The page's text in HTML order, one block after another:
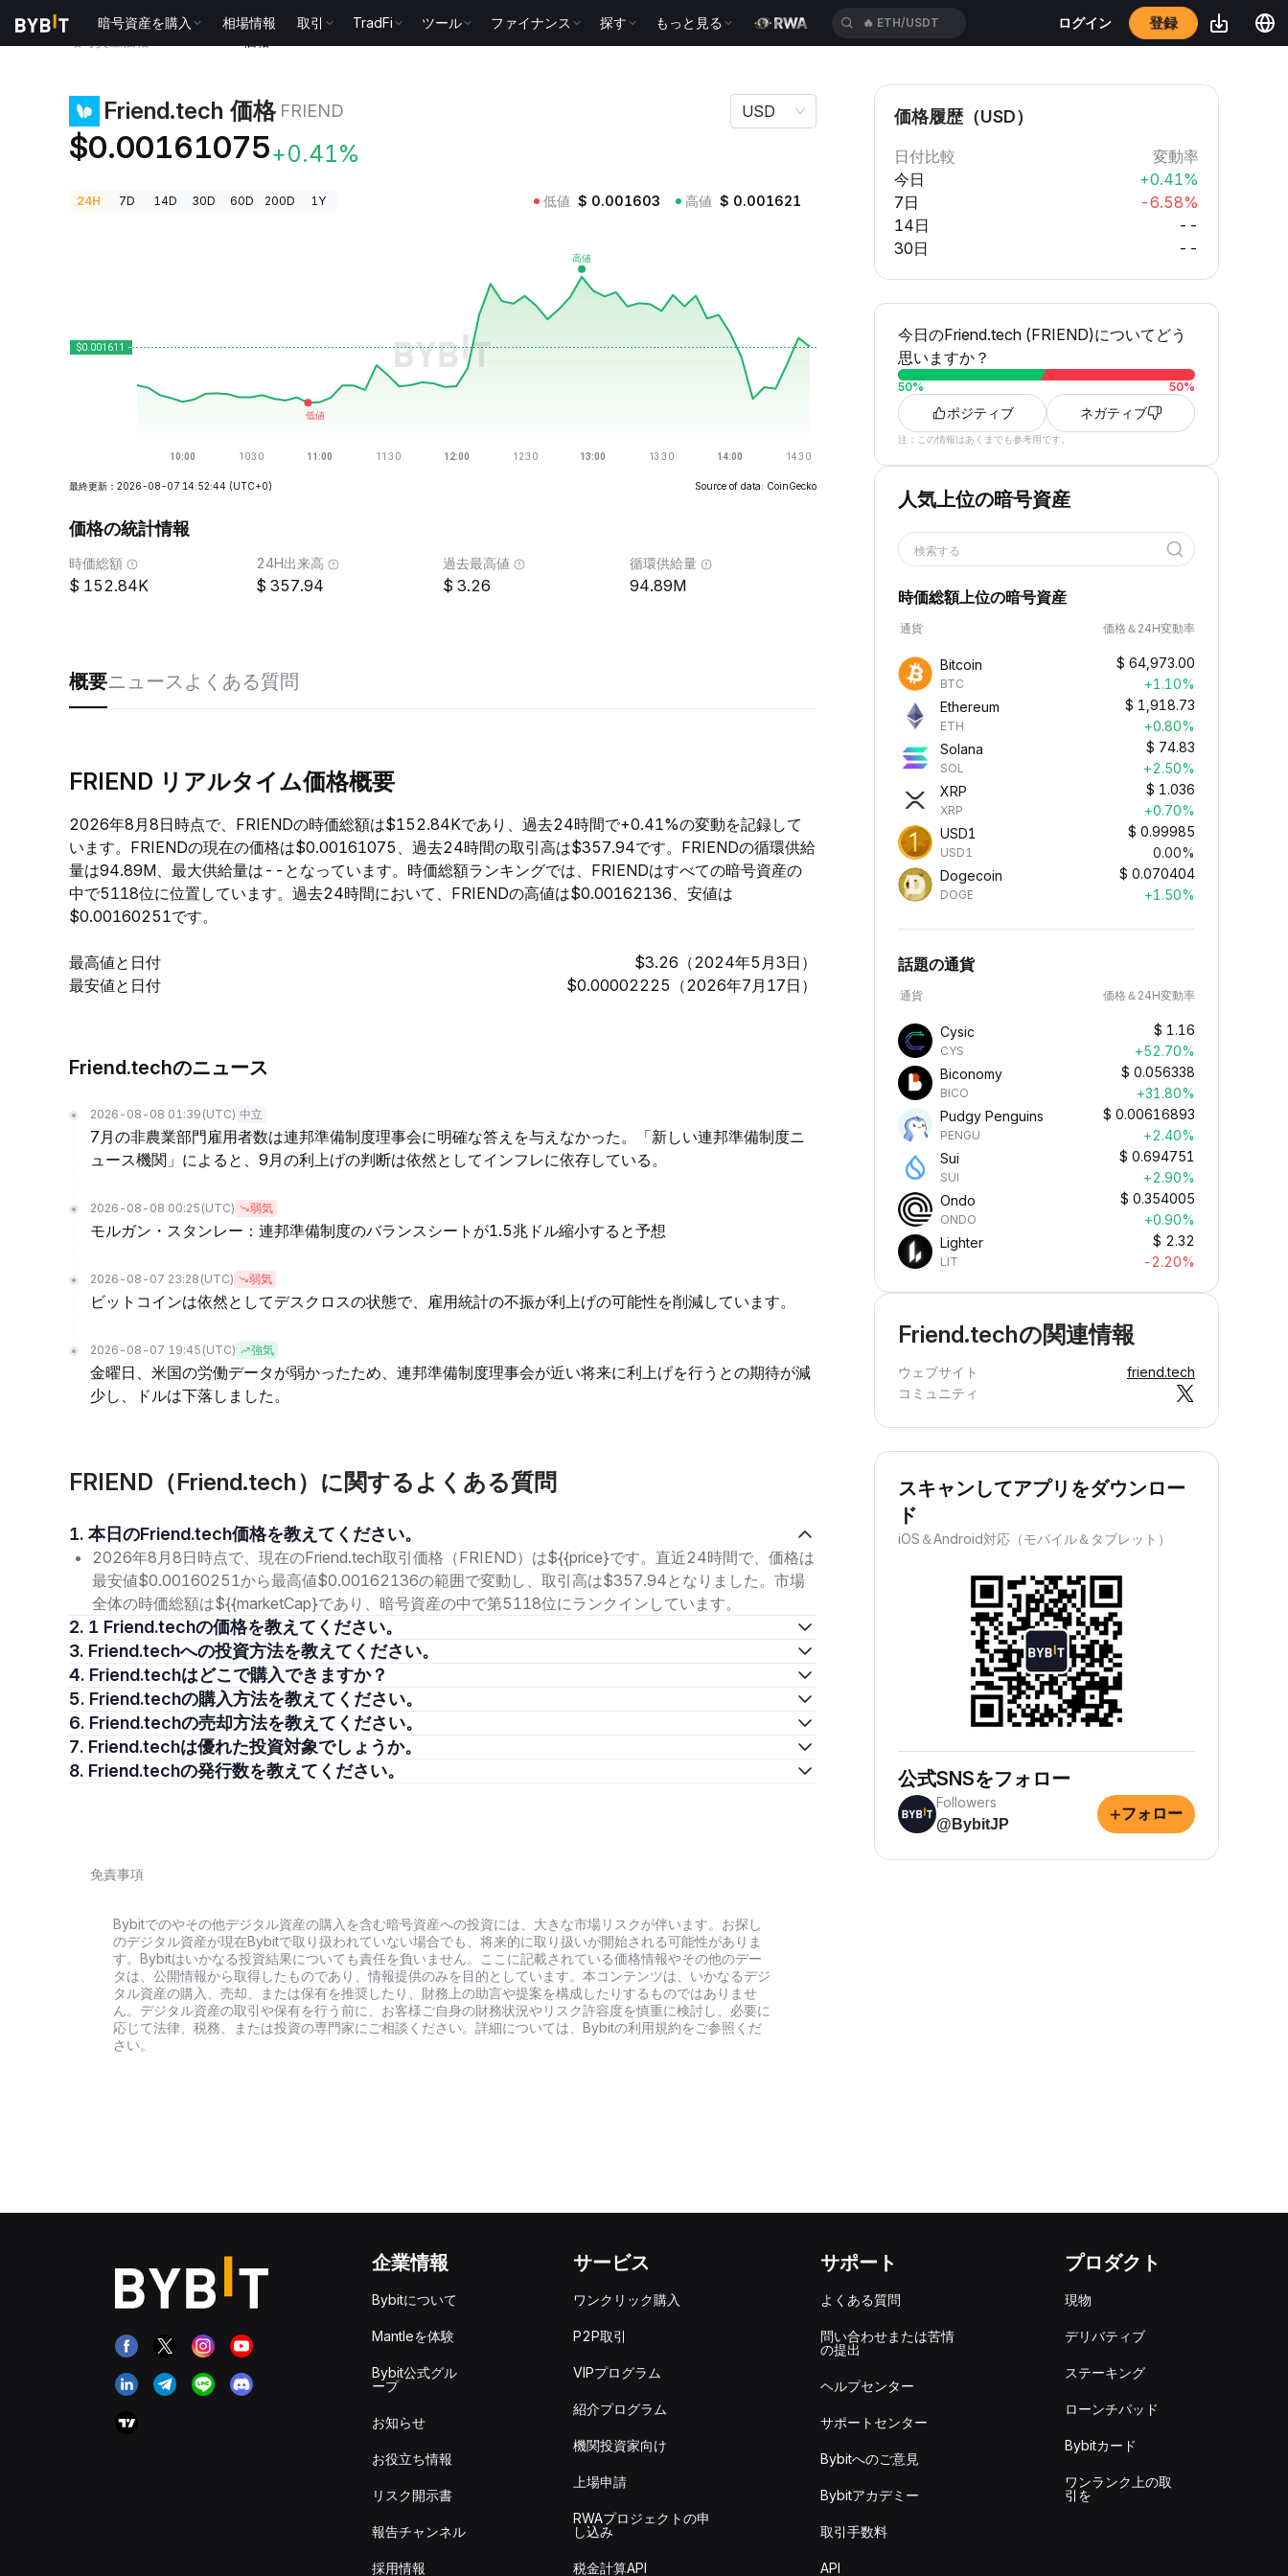
暗号資産を購入 相場情報 取引 TradFi ツール ファイナンス 探す もっと見る 🔥 ETH/USDT ログイン 登録
Friend.tech 価格 FRIEND
$0.00161075+0.41%
USD
24H 7D 14D 30D 60D 200D 1Y 低値 $ 0.001603 高値 $ 0.001621
最終更新：2026-08-07 14:52:44 (UTC+0) Source of data: CoinGecko
価格の統計情報
時価総額
152.84K
24H出来高
357.94
過去最高値
3.26
循環供給量
94.89M
概要ニュースよくある質問
FRIEND リアルタイム価格概要
2026年8月8日時点で、FRIENDの時価総額は$152.84Kであり、過去24時間で+0.41%の変動を記録して
います。FRIENDの現在の価格は$0.00161075、過去24時間の取引高は$357.94です。FRIENDの循環供給
量は94.89M、最大供給量は--となっています。時価総額ランキングでは、FRIENDはすべての暗号資産の
中で5118位に位置しています。過去24時間において、FRIENDの高値は$0.00162136、安値は
$0.00160251です。
最高値と日付
$3.26（2024年5月3日）
最安値と日付
$0.00002225（2026年7月17日）
Friend.techのニュース
2026-08-08 01:39 (UTC) 中立
7月の非農業部門雇用者数は連邦準備制度理事会に明確な答えを与えなかった。「新しい連邦準備制度ニ
ュース機関」によると、9月の利上げの判断は依然としてインフレに依存している。
2026-08-08 00:25 (UTC) 弱気
モルガン・スタンレー：連邦準備制度のバランスシートが1.5兆ドル縮小すると予想
2026-08-07 23:28 (UTC) 弱気
ビットコインは依然としてデスクロスの状態で、雇用統計の不振が利上げの可能性を削減しています。
2026-08-07 19:45 (UTC) 強気
金曜日、米国の労働データが弱かったため、連邦準備制度理事会が近い将来に利上げを行うとの期待が減
少し、ドルは下落しました。
FRIEND（Friend.tech）に関するよくある質問
1. 本日のFriend.tech価格を教えてください。
2026年8月8日時点で、現在のFriend.tech取引価格（FRIEND）は${{price}です。直近24時間で、価格は
最安値$0.00160251から最高値$0.00162136の範囲で変動し、取引高は$357.94となりました。市場
全体の時価総額は${{marketCap}であり、暗号資産の中で第5118位にランクインしています。
2. 1 Friend.techの価格を教えてください。
3. Friend.techへの投資方法を教えてください。
4. Friend.techはどこで購入できますか？
5. Friend.techの購入方法を教えてください。
6. Friend.techの売却方法を教えてください。
7. Friend.techは優れた投資対象でしょうか。
8. Friend.techの発行数を教えてください。
免責事項
Bybitでのやその他デジタル資産の購入を含む暗号資産への投資には、大きな市場リスクが伴います。お探し
のデジタル資産が現在Bybitで取り扱われていない場合でも、将来的に取り扱いが開始される可能性がありま
す。Bybitはいかなる投資結果についても責任を負いません。ここに記載されている価格情報やその他のデー
タは、公開情報から取得したものであり、情報提供のみを目的としています。本コンテンツは、いかなるデジ
タル資産の購入、売却、または保有を推奨したり、財務上の助言や提案を構成したりするものではありませ
ん。デジタル資産の取引や保有を行う前に、お客様ご自身の財務状況やリスク許容度を慎重に検討し、必要に
応じて法律、税務、または投資の専門家にご相談ください。詳細については、Bybitの利用規約をご参照くだ
さい。
価格履歴（USD）
日付比較
変動率
今日
+0.41%
7日
-6.58%
14日
--
30日
--
今日のFriend.tech (FRIEND)についてどう
思いますか？
50% 50%
ポジティブ ネガティブ
注：この情報はあくまでも参考用です。
人気上位の暗号資産
検索する
時価総額上位の暗号資産
通貨 価格＆24H変動率
Bitcoin
BTC
$ 64,973.00
+1.10%
Ethereum
ETH
$ 1,918.73
+0.80%
Solana
SOL
$ 74.83
+2.50%
XRP
XRP
$ 1.036
+0.70%
USD1
USD1
$ 0.99985
0.00%
Dogecoin
DOGE
$ 0.070404
+1.50%
話題の通貨
通貨 価格＆24H変動率
Cysic
CYS
$ 1.16
+52.70%
Biconomy
BICO
$ 0.056338
+31.80%
Pudgy Penguins
PENGU
$ 0.00616893
+2.40%
Sui
SUI
$ 0.694751
+2.90%
Ondo
ONDO
$ 0.354005
+0.90%
Lighter
LIT
$ 2.32
-2.20%
Friend.techの関連情報
ウェブサイト
friend.tech
コミュニティ
スキャンしてアプリをダウンロー
ド
iOS＆Android対応（モバイル＆タブレット）
公式SNSをフォロー
Followers
@BybitJP
+フォロー
企業情報
Bybitについて
Mantleを体験
Bybit公式グル
ープ
お知らせ
お役立ち情報
リスク開示書
報告チャンネル
採用情報
サービス
ワンクリック購入
P2P取引
VIPプログラム
紹介プログラム
機関投資家向け
上場申請
RWAプロジェクトの申
し込み
税金計算API
サポート
よくある質問
問い合わせまたは苦情
の提出
ヘルプセンター
サポートセンター
Bybitへのご意見
Bybitアカデミー
取引手数料
API
プロダクト
現物
デリバティブ
ステーキング
ローンチパッド
Bybitカード
ワンランク上の取
引を